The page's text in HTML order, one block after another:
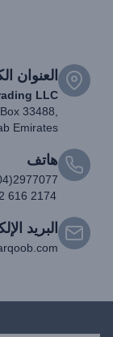
العنوان
LLC
33488,
Emirates
هاتف
616 2174
البريد